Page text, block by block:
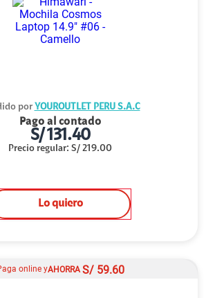
por YOUROUTLET PERU S.A.C
Pago al contado
S/131.40
Precio regular: S/ 219.00
Lo quiero
online yAHORRA S/ 59.60